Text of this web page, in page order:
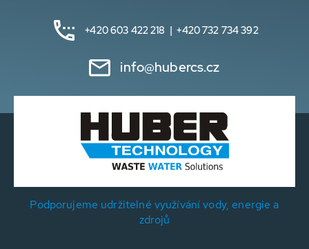
+420 603 422 218 | +420 732 734 392
info@hubercs.cz
Podporujeme udržitelné využívání vody, energie a
zdrojů